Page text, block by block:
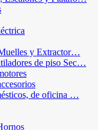
y Extractor…
de piso Sec…
de oficina …